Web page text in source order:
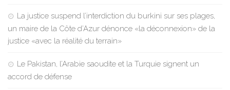
La justice suspend l’interdiction du burkini sur ses plages,
un maire de la Côte d’Azur dénonce «la déconnexion» de la
justice «avec la réalité du terrain»
Le Pakistan, l’Arabie saoudite et la Turquie signent un
accord de défense